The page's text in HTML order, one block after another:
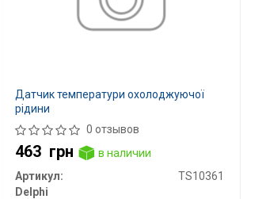
Датчик температури охолоджуючої
рідини
0 отзывов
463 грн
в наличии
Артикул:
TS10361
Delphi